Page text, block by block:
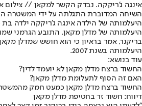
אינגה ג'ריקקה. נבדק הקשר למקאן // צילום
השיחה המדוברת התגלתה על ידי המשטרה
היעלמותה של מדלן מקאן. התובע הגרמני
בריקנר, אמר בראיון כי הוא חושש שמדלן
היעלמותה בשנת 2007.
עוד בנושא:
החשוד ברצח מדלן מקאן לא יועמד לדין?
האם זה הסוף לתעלומת מדלן מקאן?
החשוד ברצח מדלן מקאן כמעט חמק
דיווח: חשוד זר בחטיפת מדלן מקאן